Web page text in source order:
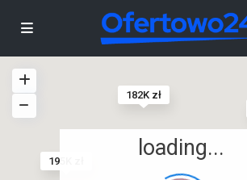
182K zł
195K zł
loading...